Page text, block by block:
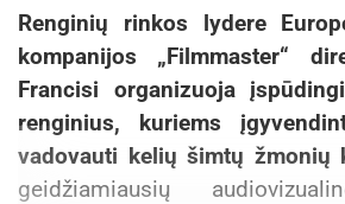
Renginių rinkos lydere
kompanijos „Filmmaster“
Francisi organizuoja
renginius, kuriems
vadovauti kelių šimtų žmonių
geidžiamiausių